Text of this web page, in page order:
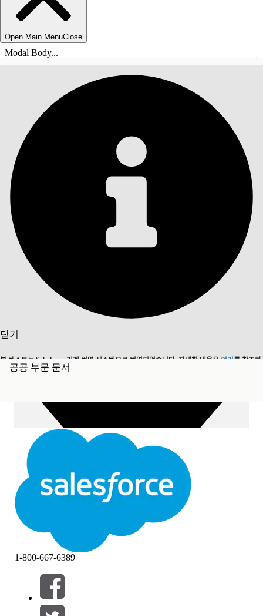
Open Main MenuClose
Modal Body...
닫기
본 텍스트는 Salesforce 기계 번역 시스템으로 번역되었습니다. 자세한 내용은 여기를 참조하
세요.
영어로 전환
공공 부문 문서
목차 표시
목차
검색
필터 (0)
필터 선택
1-800-667-6389